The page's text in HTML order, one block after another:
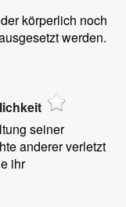
körperlich noch
werden.
seiner
anderer verletzt
ihr